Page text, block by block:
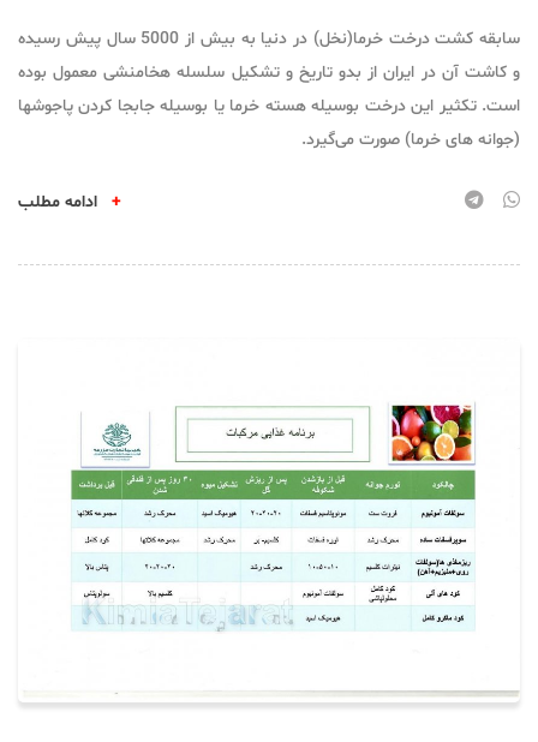
سابقه کشت درخت خرما(نخل) در دنیا به بیش از 5000 سال پیش رسیده
و کاشت آن در ایران از بدو تاریخ و تشکیل سلسله هخامنشی معمول بوده
است. تکثیر این درخت بوسیله هسته خرما یا بوسیله جابجا کردن پاجوشها
(جوانه های خرما) صورت می‌گیرد.
+